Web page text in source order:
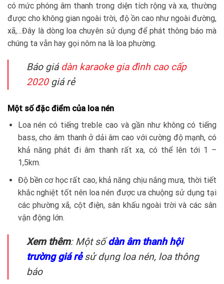
có mức phóng âm thanh trong diện tích rộng và xa, thường
được cho không gian ngoài trời, độ ồn cao như ngoài đường,
xã,…Đây là dòng loa chuyên sử dụng để phát thông báo mà
chúng ta vẫn hay gọi nôm na là loa phường.
Báo giá dàn karaoke gia đình cao cấp
2020giá rẻ
Một số đặc điểm của loa nén
Loa nén có tiếng treble cao và gần như không có tiếng
bass, cho âm thanh ở dải âm cao với cường độ mạnh, có
khả năng phát đi âm thanh rất xa, có thể lên tới 1 –
1,5km.
Độ bền cơ học rất cao, khả năng chịu nắng mưa, thời tiết
khắc nghiệt tốt nên loa nén được ưa chuộng sử dụng tại
các phường xã, cột điện, sân khấu ngoài trời và các sân
vận động lớn.
Xem thêm: Một sốdàn âm thanh hội
trường giá rẻsử dụng loa nén, loa thông
báo